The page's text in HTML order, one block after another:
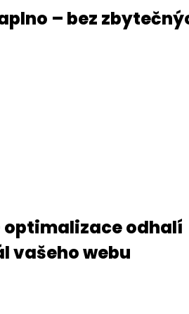
– bez
optimalizace odhalí
vašeho webu